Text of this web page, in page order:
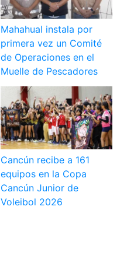
Mahahual instala por
primera vez un Comité
de Operaciones en el
Muelle de Pescadores
Cancún recibe a 161
equipos en la Copa
Cancún Junior de
Voleibol 2026